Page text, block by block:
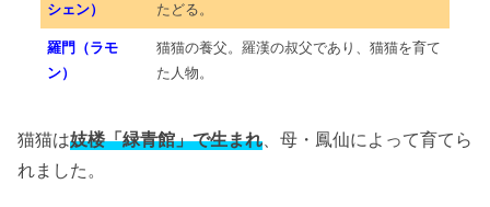
シェン）
たどる。
羅門（ラモ
ン）
猫猫の養父。羅漢の叔父であり、猫猫を育て
た人物。
猫猫は妓楼「緑青館」で生まれ 、母・鳳仙によって育てら
れました。